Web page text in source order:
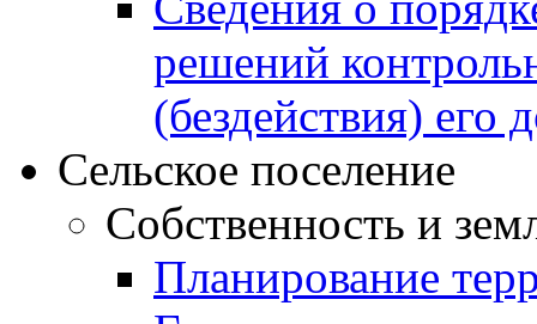
решений
(бездействия) его
Сельское поселение
Собственность и
Планирование